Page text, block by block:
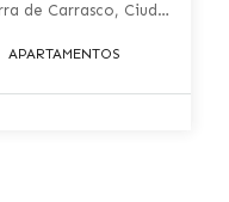
avenida de las americas 4900, Barra de Carrasco, Ciudad de la Costa
APARTAMENTOS